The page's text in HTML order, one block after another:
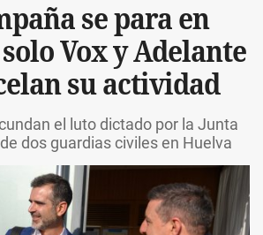
se para en
Vox y Adelante
su actividad
el luto dictado por la Junta
dos guardias civiles en Huelva